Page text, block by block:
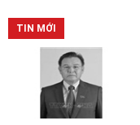
TIN MỚI